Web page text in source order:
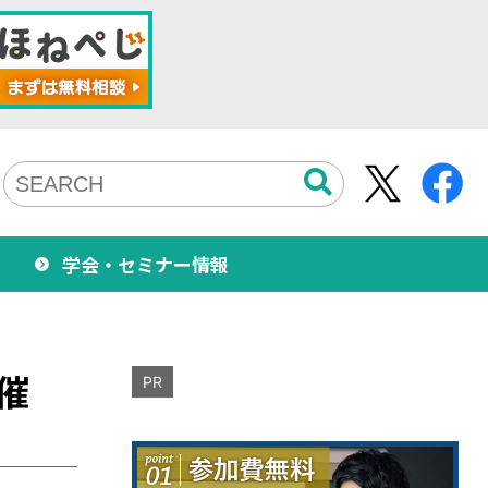
学会・セミナー情報
PR